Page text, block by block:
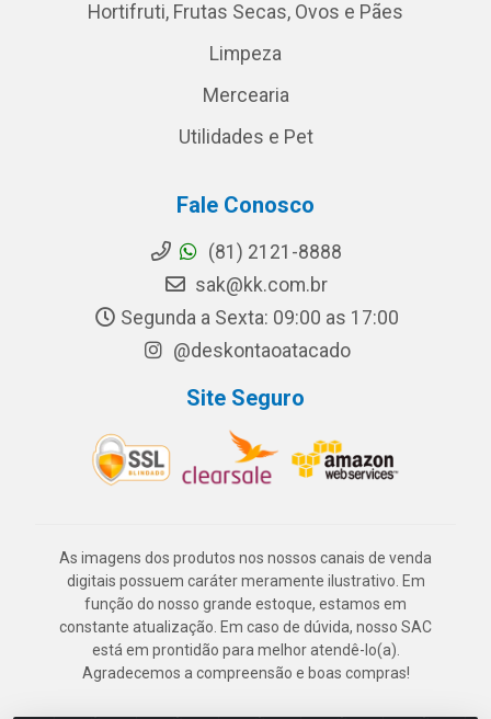
Hortifruti, Frutas Secas, Ovos e Pães
Limpeza
Mercearia
Utilidades e Pet
Fale Conosco
(81) 2121-8888
sak@kk.com.br
Segunda a Sexta: 09:00 as 17:00
@deskontaoatacado
Site Seguro
As imagens dos produtos nos nossos canais de venda
digitais possuem caráter meramente ilustrativo. Em
função do nosso grande estoque, estamos em
constante atualização. Em caso de dúvida, nosso SAC
está em prontidão para melhor atendê-lo(a).
Agradecemos a compreensão e boas compras!